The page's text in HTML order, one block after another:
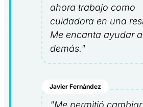
ahora trabajo como
cuidadora en una
Me encanta ayudar
demás."
Javier Fernández
"Me permitió